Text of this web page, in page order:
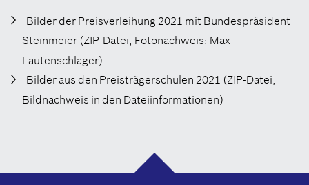
Bilder der Preisverleihung 2021 mit Bundespräsident
Steinmeier (ZIP-Datei, Fotonachweis: Max
Lautenschläger)
Bilder aus den Preisträgerschulen 2021 (ZIP-Datei,
Bildnachweis in den Dateiinformationen)